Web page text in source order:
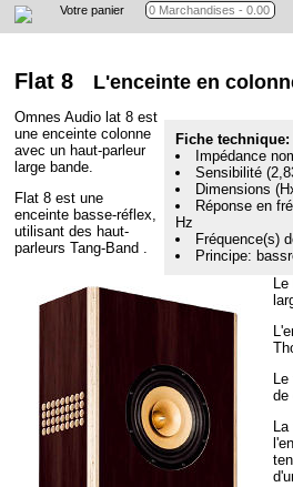
Votre panier
Flat 8 L'enceinte en
Fiche technique:
Impédance
Sensibilité
Dimensions
Réponse en
Hz
Fréquence(s)
Principe:
Omnes Audio lat 8 est
une enceinte colonne
avec un haut-parleur
large bande.
Flat 8 est une
enceinte basse-réflex,
utilisant des haut-
parleurs Tang-Band .
de